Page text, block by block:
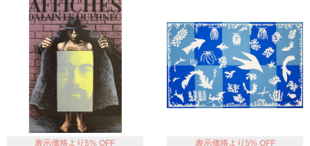
表示価格より5% OFF 表示価格より5% OFF